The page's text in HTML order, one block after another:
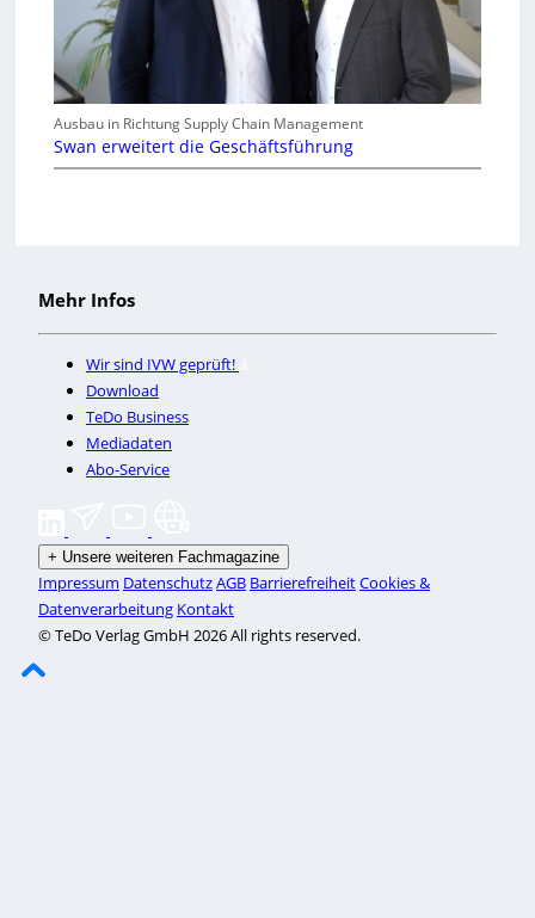
Ausbau in Richtung Supply Chain Management
Swan erweitert die Geschäftsführung
Mehr Infos
Wir sind IVW geprüft!
Download
TeDo Business
Mediadaten
Abo-Service
+ Unsere weiteren Fachmagazine
Impressum DatenschutzAGB BarrierefreiheitCookies &
Datenverarbeitung Kontakt
© TeDo Verlag GmbH 2026 All rights reserved.